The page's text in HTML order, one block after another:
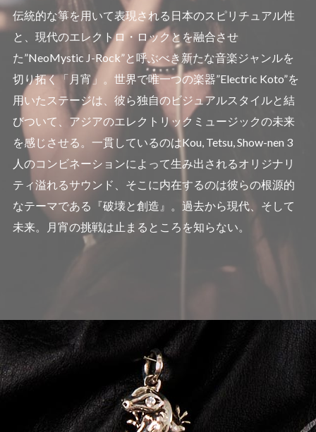
伝統的な箏を用いて表現される日本のスピリチュアル性
と、現代のエレクトロ・ロックとを融合させ
た”NeoMystic J-Rock”と呼ぶべき新たな音楽ジャンルを
切り拓く「月宵」。世界で唯一つの楽器”Electric Koto”を
用いたステージは、彼ら独自のビジュアルスタイルと結
びついて、アジアのエレクトリックミュージックの未来
を感じさせる。一貫しているのはKou, Tetsu, Show-nen 3
人のコンビネーションによって生み出されるオリジナリ
ティ溢れるサウンド、そこに内在するのは彼らの根源的
なテーマである『破壊と創造』。過去から現代、そして
未来。月宵の挑戦は止まるところを知らない。